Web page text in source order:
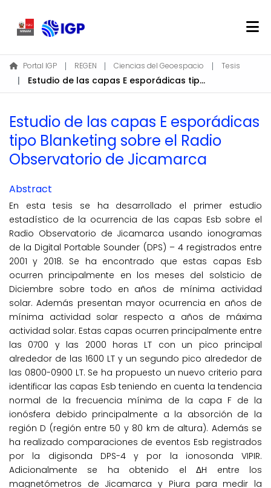
Home
About REGEN
Find
Statistics
EN
Portal IGP REGEN Ciencias del Geoespacio Tesis
Estudio de las capas E esporádicas tipo Blanketing sobre el Radio Observatorio de Jicamarca
Estudio de las capas E esporádicas
tipo Blanketing sobre el Radio
Observatorio de Jicamarca
Abstract
En esta tesis se ha desarrollado el primer estudio
estadístico de la ocurrencia de las capas Esb sobre el
Radio Observatorio de Jicamarca usando ionogramas
de la Digital Portable Sounder (DPS) – 4 registrados entre
2001 y 2018. Se ha encontrado que estas capas Esb
ocurren principalmente en los meses del solsticio de
Diciembre sobre todo en años de mínima actividad
solar. Además presentan mayor ocurrencia en años de
mínima actividad solar respecto a años de máxima
actividad solar. Estas capas ocurren principalmente entre
las 0700 y las 2000 horas LT con un pico principal
alrededor de las 1600 LT y un segundo pico alrededor de
las 0800-0900 LT. Se ha propuesto un nuevo criterio para
identificar las capas Esb teniendo en cuenta la tendencia
normal de la frecuencia mínima de la capa F de la
ionósfera debido principalmente a la absorción de la
región D (región entre 50 y 80 km de altura). Además se
ha realizado comparaciones de eventos Esb registrados
por la digisonda DPS-4 y por la ionosonda VIPIR.
Adicionalmente se ha obtenido el ΔH entre los
magnetómetros de Jicamarca y Piura para medir la